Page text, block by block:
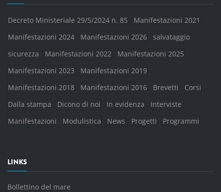
Decreto Ministeriale 29/5/2024 n. 85
Manifestazioni 2021
Manifestazioni 2024
Manifestazioni 2026
salvataggio
sicurezza
Manifestazioni 2022
Manifestazioni 2025
Manifestazioni 2023
Manifestazioni 2019
Manifestazioni 2018
Manifestazioni 2016 Brevetti
Corsi
Dalla stampa
Dicono di noi In evidenza
Interviste
Manifestazioni
Modulistica News Progetti Programmi
LINKS
Bollettino del mare